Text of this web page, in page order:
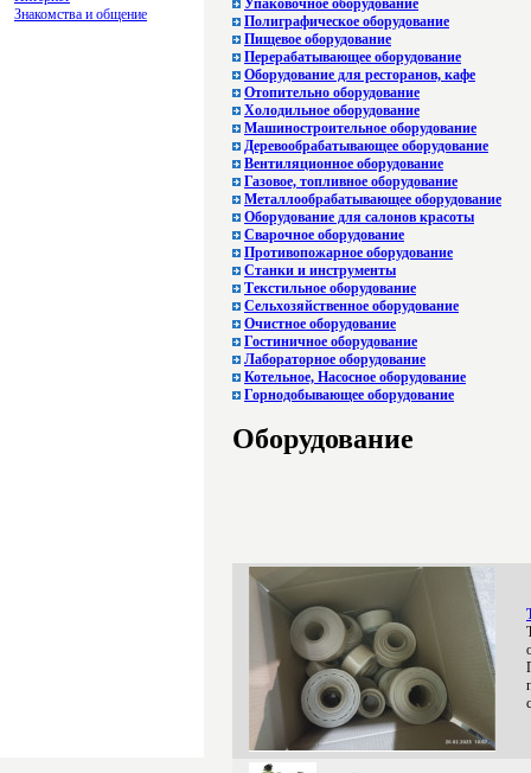
Знакомства и общение
Упаковочное оборудование
Полиграфическое оборудование
Пищевое оборудование
Перерабатывающее оборудование
Оборудование для ресторанов, кафе
Отопительно оборудование
Холодильное оборудование
Машиностроительное оборудование
Деревообрабатывающее оборудование
Вентиляционное оборудование
Газовое, топливное оборудование
Металлообрабатывающее оборудование
Оборудование для салонов красоты
Сварочное оборудование
Противопожарное оборудование
Станки и инструменты
Текстильное оборудование
Сельхозяйственное оборудование
Очистное оборудование
Гостиничное оборудование
Лабораторное оборудование
Котельное, Насосное оборудование
Горнодобывающее оборудование
Оборудование